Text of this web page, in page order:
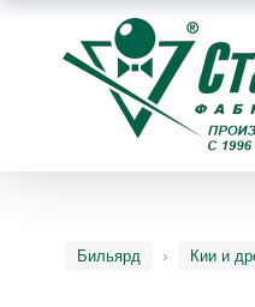
Бильярд Кии и